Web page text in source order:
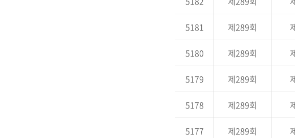
5181 제289회
5180 제289회
5179 제289회
5178 제289회
5177 제289회